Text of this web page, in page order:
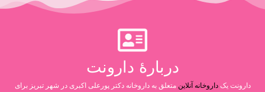
دربارۀ دارونت
دارونت یکداروخانه آنلاین متعلق به داروخانه دکتر پورعلی اکبری در شهر تبریز برای